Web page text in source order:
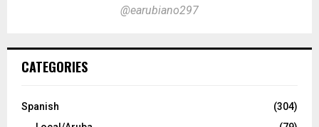
@earubiano297
CATEGORIES
Spanish
(304)